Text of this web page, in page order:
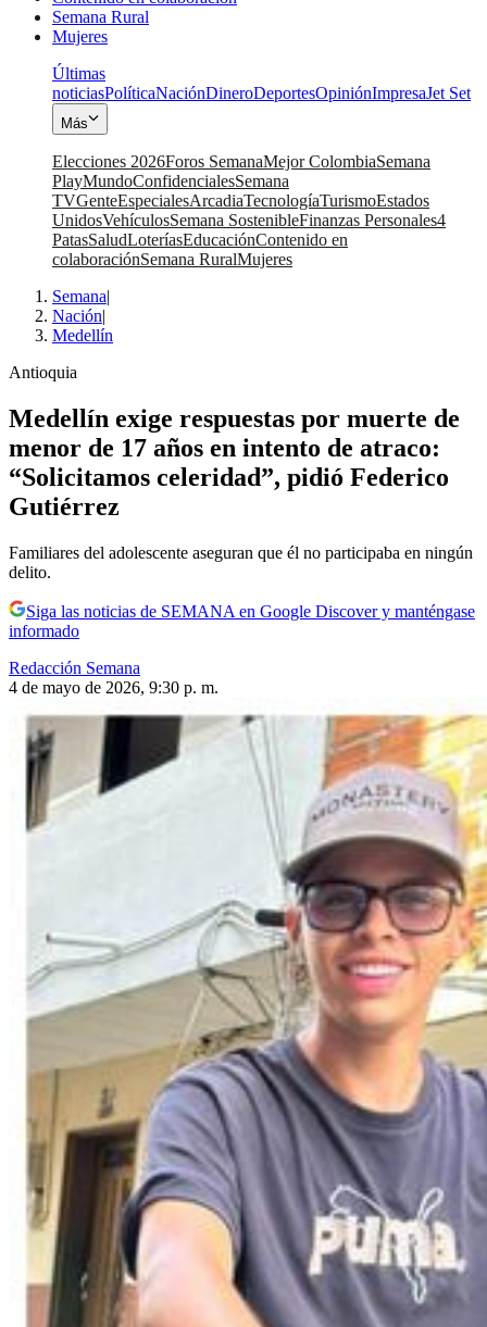
Semana Rural
Mujeres
Últimas
noticiasPolíticaNaciónDineroDeportesOpiniónImpresaJet Set
Más
Elecciones 2026Foros SemanaMejor ColombiaSemana
PlayMundoConfidencialesSemana
TVGenteEspecialesArcadiaTecnologíaTurismoEstados
UnidosVehículosSemana SostenibleFinanzas Personales4
PatasSaludLoteríasEducaciónContenido en
colaboraciónSemana RuralMujeres
Semana|
Nación|
Medellín
Antioquia
Medellín exige respuestas por muerte de
menor de 17 años en intento de atraco:
“Solicitamos celeridad”, pidió Federico
Gutiérrez
Familiares del adolescente aseguran que él no participaba en ningún
delito.
Siga las noticias de SEMANA en Google Discover y manténgase
informado
Redacción Semana
4 de mayo de 2026, 9:30 p. m.